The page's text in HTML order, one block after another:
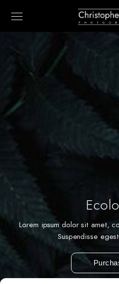
Lorem ipsum dolor sit amet,
Suspendisse